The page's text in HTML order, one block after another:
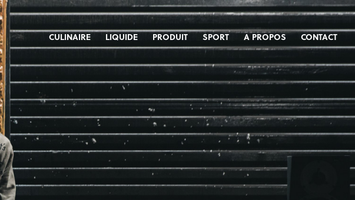
CULINAIRE LIQUIDE PRODUIT SPORT A PROPOS CONTACT